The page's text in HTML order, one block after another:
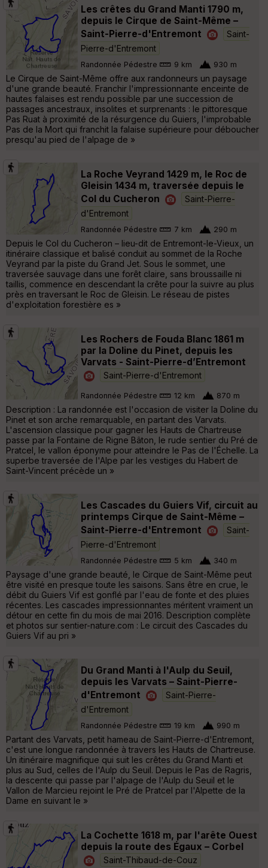
Les crêtes du Grand Manti 1790 m,
depuis le Cirque de Saint-Même –
Saint-Pierre-d'Entremont
Saint-
Pierre-d'Entremont
Randonnée Pédestre 9 km 930 m
Le Cirque de Saint-Même offre aux randonneurs un paysage
d'une grande beauté. Franchir l'impressionnante enceinte de
hautes falaises est rendu possible par une succession de
passages ancestraux, insolites et surprenants : le pittoresque
Pas Ruat à proximité de la résurgence du Guiers, l'improbable
Pas de la Mort qui franchit la falaise supérieure pour déboucher
presqu'au pied de l'alpage de »
La Roche Veyrand 1429 m, le Roc de
Gleisin 1434 m, traversée depuis le
Col du Cucheron
Saint-Pierre-
d'Entremont
Randonnée Pédestre 7 km 290 m
Depuis le Col du Cucheron – lieu-dit de Entremont-le-Vieux, un
itinéraire classique et balisé conduit au sommet de la Roche
Veyrand par la piste du Grand Jet. Sous le sommet, une
traversée sauvage dans une forêt claire, sans broussaille ni
taillis, commence en descendant la crête pour la suivre au plus
près en traversant le Roc de Gleisin. Le réseau de pistes
d'exploitation forestière es »
Les Rochers de Fouda Blanc 1861 m
par la Doline du Pinet, depuis les
Varvats - Saint-Pierre-d’Entremont
Saint-Pierre-d'Entremont
Randonnée Pédestre 12 km 870 m
Description : La randonnée est l'occasion de visiter la Doline du
Pinet et son arche remarquable, en partant des Varvats.
L'ascension classique pour gagner les Hauts de Chartreuse
passe par la Fontaine de Rigne Bâton, le rude sentier du Pré de
Pratcel, le vallon éponyme pour atteindre le Pas de l'Échelle. La
superbe traversée de l'Alpe par les vestiges du Habert de
Saint-Vincent précède un »
Les Cascades du Guiers Vif, circuit au
printemps Cirque de Saint-Même –
Saint-Pierre-d'Entremont
Saint-
Pierre-d'Entremont
Randonnée Pédestre 5 km 340 m
Paysage d'une grande beauté, le Cirque de Saint-Même peut
être visité en presque toute les saisons. Sans être en crue, le
débit du Guiers Vif est gonflé par l'eau de fonte et des pluies
récentes. Les cascades impressionnantes méritent vraiment un
détour en cette fin du mois de mai 2016. Description complète
et photos sur sentier-nature.com : Le circuit des Cascades du
Guiers Vif au pri »
Du Grand Manti à l'Aulp du Seuil,
depuis les Varvats – Saint-Pierre-
d'Entremont
Saint-Pierre-
d'Entremont
Randonnée Pédestre 19 km 990 m
Partant des Varvats, petit hameau de Saint-Pierre-d'Entremont,
c'est une longue randonnée à travers les Hauts de Chartreuse.
Un itinéraire magnifique qui suit les crêtes du Grand Manti et
plus au Sud, celles de l'Aulp du Seuil. Depuis le Pas de Ragris,
la descente qui passe par l'alpage de l'Aulp du Seuil et le
Vallon de Marcieu rejoint le Pré de Pratcel par l'Alpette de la
Dame en suivant le »
La Cochette 1618 m, par l'arête Ouest
depuis la route des Égaux – Corbel
Saint-Thibaud-de-Couz